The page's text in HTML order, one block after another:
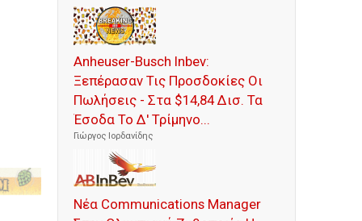
Anheuser-Busch Inbev:
Ξεπέρασαν Τις Προσδοκίες Οι
Πωλήσεις - Στα $14,84 Δισ. Τα
Έσοδα Το Δ' Τρίμηνο...
Γιώργος Ιορδανίδης
Νέα Communications Manager